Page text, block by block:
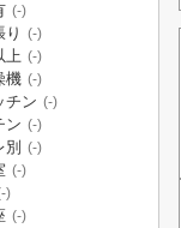
(-)
り (-)
上 (-)
機 (-)
チン (-)
ン (-)
別 (-)
(-)
)
(-)